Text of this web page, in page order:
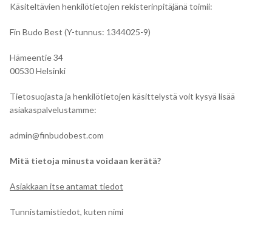
Käsiteltävien henkilötietojen rekisterinpitäjänä toimii:
Fin Budo Best (Y-tunnus: 1344025-9)
Hämeentie 34
00530 Helsinki
Tietosuojasta ja henkilötietojen käsittelystä voit kysyä lisää
asiakaspalvelustamme:
admin@finbudobest.com
Mitä tietoja minusta voidaan kerätä?
Asiakkaan itse antamat tiedot
Tunnistamistiedot, kuten nimi